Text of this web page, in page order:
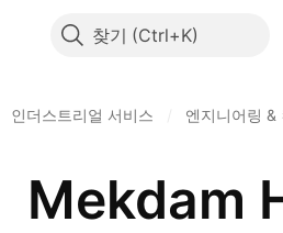
찾기
인더스트리얼 서비스 엔지니어링 &
Mekdam